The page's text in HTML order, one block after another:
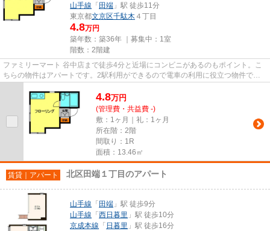
山手線 「 田端 」駅 徒歩11分
東京都文京区千駄木 ４丁目
4.8万円
築年数：築36年 ｜募集中： 1室
階数：2階建
ファミリーマート 谷中店まで徒歩4分と近場にコンビニがあるのもポイント。こ
ちらの物件はアパートです。2駅利用ができるので電車の利用に役立つ物件で
4.8万円
(管理費・共益費 -)
敷：1ヶ月｜礼：1ヶ月
所在階：2階
間取り：1R
面積：13.46㎡
賃貸｜アパート 北区田端１丁目のアパート
山手線 「 田端 」駅 徒歩9分
山手線 「 西日暮里 」駅 徒歩10分
京成本線 「 日暮里 」駅 徒歩16分